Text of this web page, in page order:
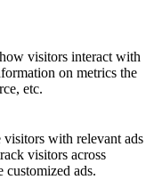
visitors interact with
on metrics the
etc.
visitors with relevant ads
visitors across
ads.